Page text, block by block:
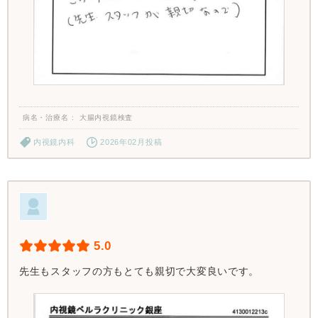
病名・治療名 大腸内視鏡検査
内視鏡内科 2026年02月投稿
5.0
先生もスタッフの方もとても親切で大変良いです。